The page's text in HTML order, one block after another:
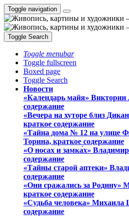
Toggle navigation
Toggle Search
Toggle menubar
Toggle fullscreen
Boxed page
Toggle Search
Новости
«Календарь майя» Виктории
содержание
«Вечера на хуторе близ
краткое содержание
«Тайна дома № 12 на улице
Торина, краткое содержание
«О носах и замка́х»
содержание
«Тайны старой аптеки»
содержание
«Они сражались за Родину»
краткое содержание
«Судьба человека» Михаила
содержание